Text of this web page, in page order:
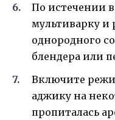
По истечении
мультиварку и
однородного
блендера или
Включите
аджику на
пропиталась